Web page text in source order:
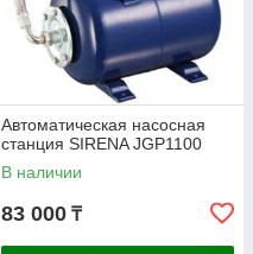
Автоматическая насосная
станция SIRENA JGP1100
В наличии
83 000 ₸